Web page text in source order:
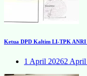
Ketua DPD Kaltim LI-TPK ANRI
1 April 20262